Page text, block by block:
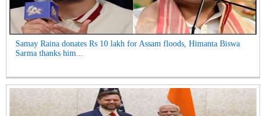
Samay Raina donates Rs 10 lakh for Assam floods, Himanta Biswa
Sarma thanks him...